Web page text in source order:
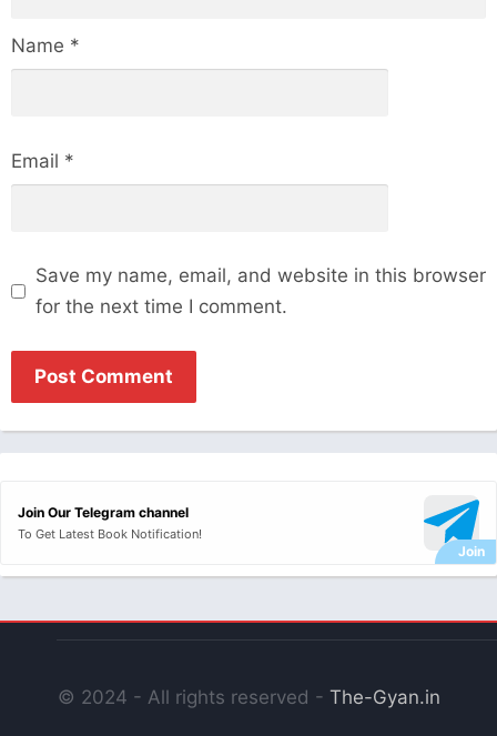
Name *
Email *
Save my name, email, and website in this browser
for the next time I comment.
Join Our Telegram channel
To Get Latest Book Notification!
© 2024 - All rights reserved - The-Gyan.in